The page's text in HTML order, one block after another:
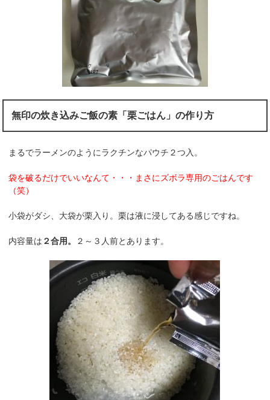
無印の炊き込みご飯の素「栗ごはん」の作り方
まるでラーメンのようにラクチンなパウチ２つ入。
袋を破るだけでいいなんて・・・まさにズボラ専用のごはんです
（笑）
小袋がダシ、大袋が栗入り。栗は液に浸してある感じですね。
内容量は ２合用。 ２～３人前とあります。